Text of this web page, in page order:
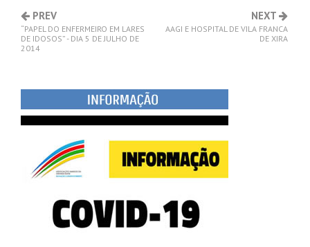
PREV
“PAPEL DO ENFERMEIRO EM LARES
DE IDOSOS” - DIA 5 DE JULHO DE
2014
NEXT
AAGI E HOSPITAL DE VILA FRANCA
DE XIRA